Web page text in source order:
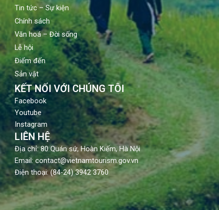
Tin tức – Sự kiện
Chính sách
Văn hoá – Đời sống
Lễ hội
Điểm đến
Sản vật
KẾT NỐI VỚI CHÚNG TÔI
Facebook
Youtube
Instagram
LIÊN HỆ
Địa chỉ: 80 Quán sứ, Hoàn Kiếm, Hà Nội
Email: contact@vietnamtourism.gov.vn
Điện thoại: (84-24) 3942 3760